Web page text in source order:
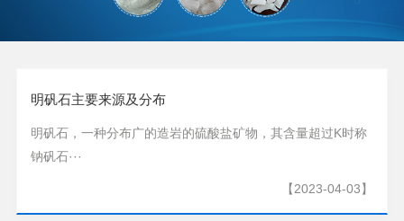
明矾石主要来源及分布
明矾石，一种分布广的造岩的硫酸盐矿物，其含量超过K时称
钠矾石···
【2023-04-03】